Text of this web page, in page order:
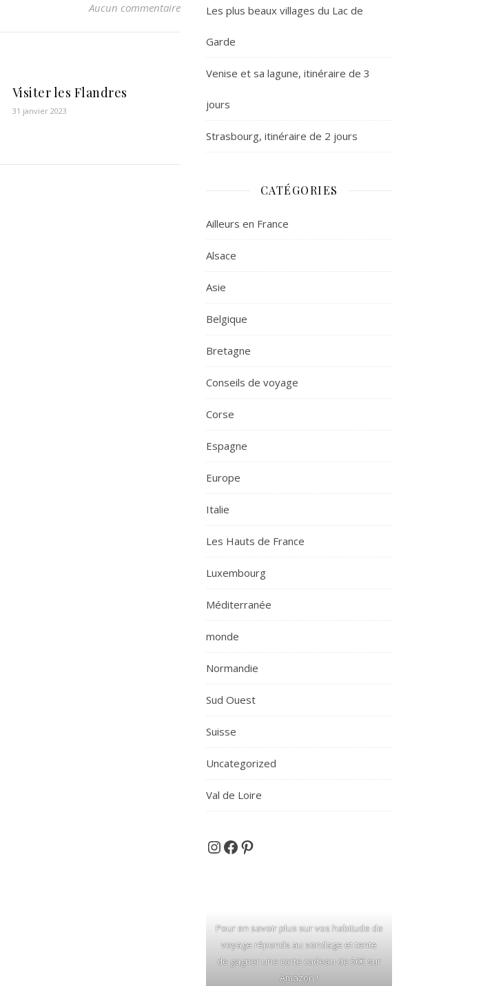
Aucun commentaire
Visiter les Flandres
31 janvier 2023
Les plus beaux villages du Lac de
Garde
Venise et sa lagune, itinéraire de 3
jours
Strasbourg, itinéraire de 2 jours
CATÉGORIES
Ailleurs en France
Alsace
Asie
Belgique
Bretagne
Conseils de voyage
Corse
Espagne
Europe
Italie
Les Hauts de France
Luxembourg
Méditerranée
monde
Normandie
Sud Ouest
Suisse
Uncategorized
Val de Loire
Et si on partait en voyage ...
Facebook
Pinterest
Pour en savoir plus sur vos habitude de
voyage réponds au sondage et tente
de gagner une carte cadeau de 50€ sur
Amazon !